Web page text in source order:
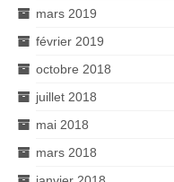
mars 2019
février 2019
octobre 2018
juillet 2018
mai 2018
mars 2018